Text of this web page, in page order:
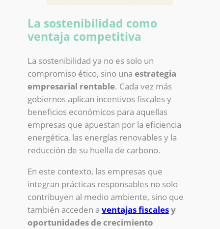
La sostenibilidad como
ventaja competitiva
La sostenibilidad ya no es solo un
compromiso ético, sino una estrategia
empresarial rentable. Cada vez más
gobiernos aplican incentivos fiscales y
beneficios económicos para aquellas
empresas que apuestan por la eficiencia
energética, las energías renovables y la
reducción de su huella de carbono.
En este contexto, las empresas que
integran prácticas responsables no solo
contribuyen al medio ambiente, sino que
también acceden a ventajas fiscalesy
oportunidades de crecimiento